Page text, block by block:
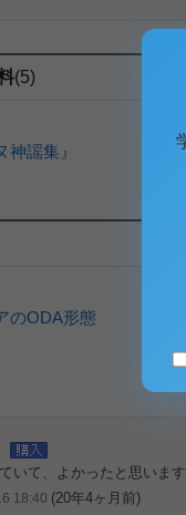
(5)
謡集』
のODA形態
いて、よかったと思います
18:40 (20年4ヶ月前)